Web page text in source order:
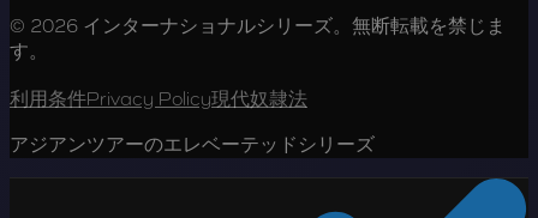
© 2026 インターナショナルシリーズ。無断転載を禁じま
す。
利用条件Privacy Policy現代奴隷法
アジアンツアーのエレベーテッドシリーズ